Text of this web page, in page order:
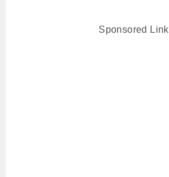
Sponsored Link